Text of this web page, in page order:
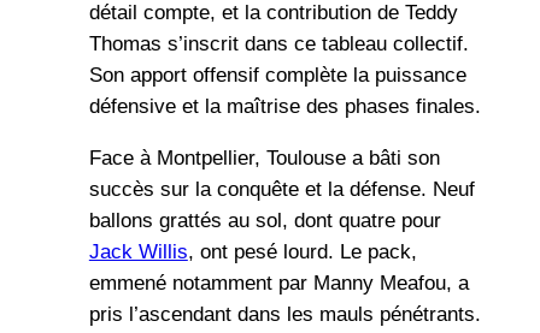
détail compte, et la contribution de Teddy
Thomas s’inscrit dans ce tableau collectif.
Son apport offensif complète la puissance
défensive et la maîtrise des phases finales.
Face à Montpellier, Toulouse a bâti son
succès sur la conquête et la défense. Neuf
ballons grattés au sol, dont quatre pour
Jack Willis, ont pesé lourd. Le pack,
emmené notamment par Manny Meafou, a
pris l’ascendant dans les mauls pénétrants.